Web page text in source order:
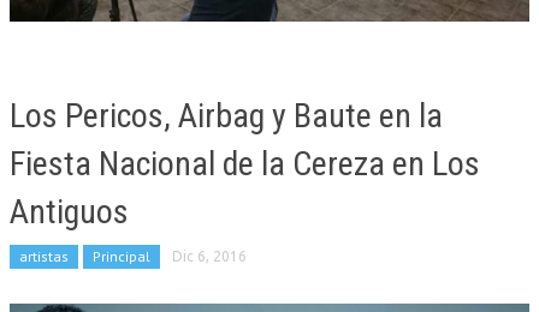
Los Pericos, Airbag y Baute en la
Fiesta Nacional de la Cereza en Los
Antiguos
artistas Principal Dic 6, 2016